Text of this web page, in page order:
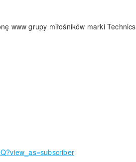
www grupy miłośników marki Technics